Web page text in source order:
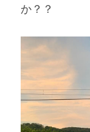
か？？